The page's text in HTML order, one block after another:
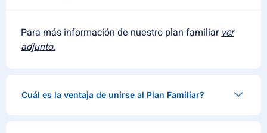
Para más información de nuestro plan familiarver
adjunto.
Cuál es la ventaja de unirse al Plan Familiar?